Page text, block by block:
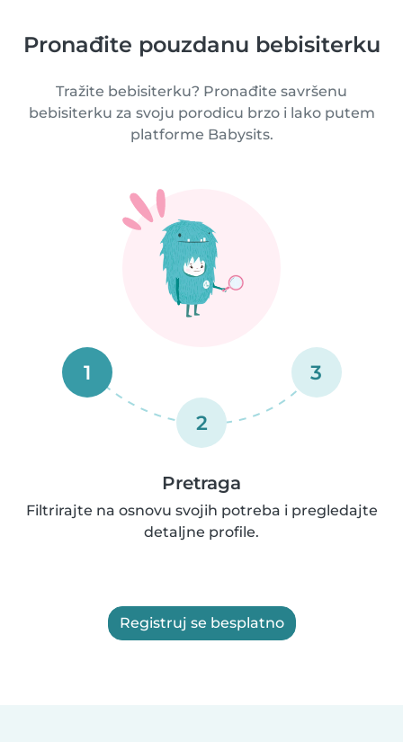
Pronađite pouzdanu bebisiterku
Tražite bebisiterku? Pronađite savršenu
bebisiterku za svoju porodicu brzo i lako putem
platforme Babysits.
1
2
3
Pretraga
Filtrirajte na osnovu svojih potreba i pregledajte
detaljne profile.
Registruj se besplatno